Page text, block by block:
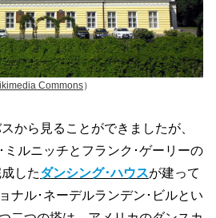
Commons）
から見ることができましたが、
ミルニッチとフランク･ゲーリーの
したダンシング･ハウスが建って
ナル･ネーデルランデン･ビルとい